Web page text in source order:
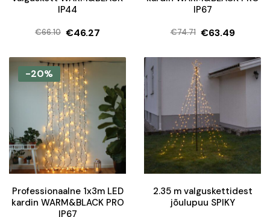
IP44
€66.10
Algne
hind
oli:
€66.10.
€46.27
Current
price
is:
€46.27.
IP67
€74.71
Algne
hind
oli:
€74.71.
€63.49
Current
price
is:
€63.49.
-20%
Professionaalne 1x3m LED
kardin WARM&BLACK PRO
IP67
2.35 m valguskettidest
jõulupuu SPIKY